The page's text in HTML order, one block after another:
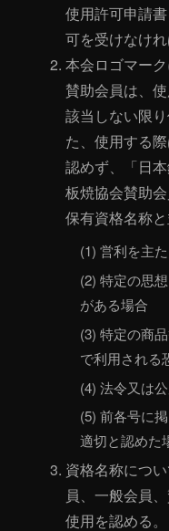
使用許可申請
可を受けなけれ
本会ロゴマー
賛助会員は、
該当しない限
た、使用する
認めず、「日
板焼協会賛助
保有資格名称と
(1) 営利を主
(2) 特定の思
がある場合
(3) 特定の商
で利用される
(4) 法令又は
(5) 前各号に
適切と認めた
資格名称につ
員、一般会員
使用を認める